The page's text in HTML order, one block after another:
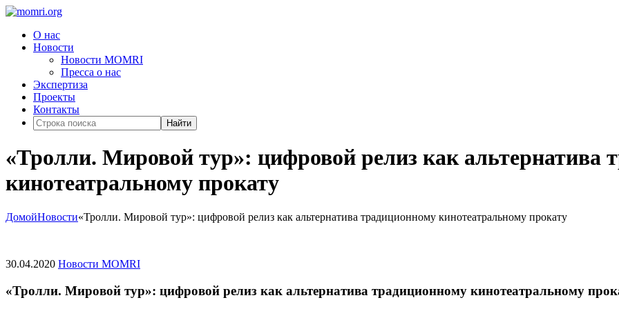
О нас
Новости
Новости MOMRI
Пресса о нас
Экспертиза
Проекты
Контакты
Найти
«Тролли. Мировой тур»: цифровой релиз как альтернатива
кинотеатральному прокату
ДомойНовости«Тролли. Мировой тур»: цифровой релиз как альтернатива традиционному кинотеатральному прокату
30.04.2020 Новости MOMRI
«Тролли. Мировой тур»: цифровой релиз как альтернатива традиционному кинотеатральному